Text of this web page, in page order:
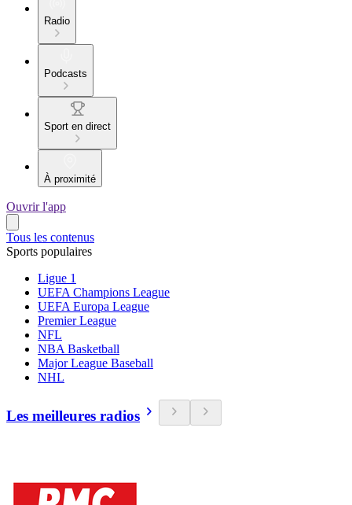
Radio
Podcasts
Sport en direct
À proximité
Ouvrir l'app
Tous les contenus
Sports populaires
Ligue 1
UEFA Champions League
UEFA Europa League
Premier League
NFL
NBA Basketball
Major League Baseball
NHL
Les meilleures radios